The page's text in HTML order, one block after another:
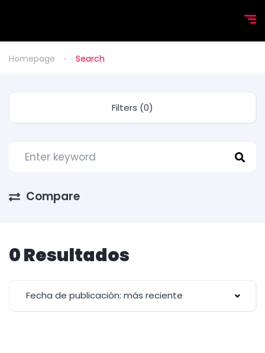
Homepage Search
Filters (0)
Compare
0 Resultados
Fecha de publicación: más reciente